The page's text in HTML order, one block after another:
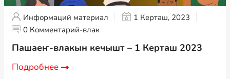
Информаций материал
1 Керташ, 2023
0 Комментарий-влак
Пашаеҥ-влакын кечышт – 1 Керташ 2023
Подробнее